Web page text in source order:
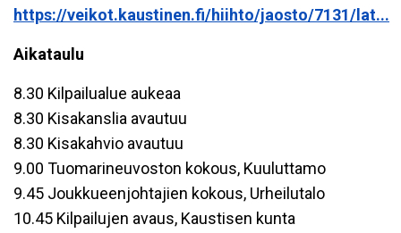
https://veikot.kaustinen.fi/hiihto/jaosto/7131/lat...
Aikataulu
8.30 Kilpailualue aukeaa
8.30 Kisakanslia avautuu
8.30 Kisakahvio avautuu
9.00 Tuomarineuvoston kokous, Kuuluttamo
9.45 Joukkueenjohtajien kokous, Urheilutalo
10.45 Kilpailujen avaus, Kaustisen kunta